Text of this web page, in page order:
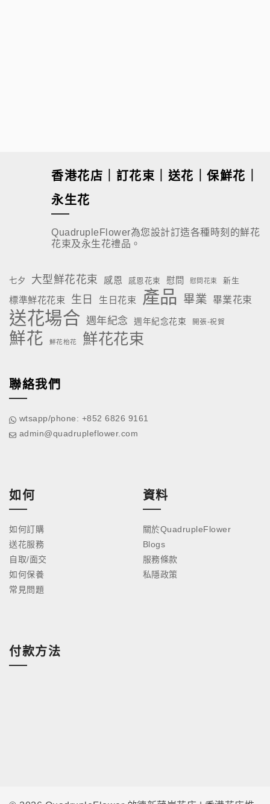
香港花店｜訂花束｜送花｜保鮮花｜
永生花
QuadrupleFlower為您設計訂造各種時刻的鮮花
花束及永生花禮品。
七夕 大型鮮花花束 感恩 感恩花束 慰問 慰問花束 新生
標準鮮花花束 生日 生日花束 產品 畢業 畢業花束
送花場合 週年紀念 週年紀念花束 開張-祝賀
鮮花 鮮花枱花 鮮花花束
聯絡我們
wtsapp/phone: +852 6826 9161
admin@quadrupleflower.com
如何
如何訂購
送花服務
自取/面交
如何保養
常見問題
資料
關於QuadrupleFlower
Blogs
服務條款
私隱政策
付款方法